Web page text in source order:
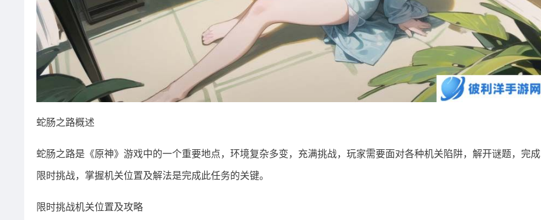
蛇肠之路概述
蛇肠之路是《原神》游戏中的一个重要地点，环境复杂多变，充满挑战，玩家需要面对各种机关陷阱，解开谜题，完成
限时挑战，掌握机关位置及解法是完成此任务的关键。
限时挑战机关位置及攻略